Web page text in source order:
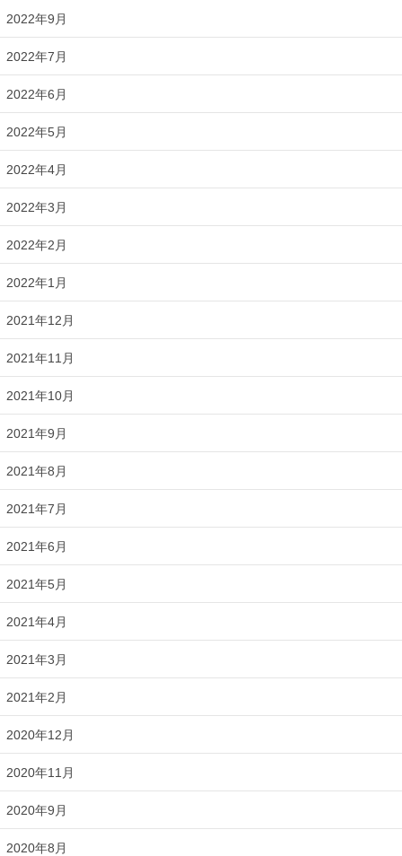
2022年9月
2022年7月
2022年6月
2022年5月
2022年4月
2022年3月
2022年2月
2022年1月
2021年12月
2021年11月
2021年10月
2021年9月
2021年8月
2021年7月
2021年6月
2021年5月
2021年4月
2021年3月
2021年2月
2020年12月
2020年11月
2020年9月
2020年8月